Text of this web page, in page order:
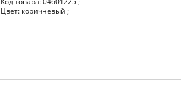
Цвет: коричневый ;